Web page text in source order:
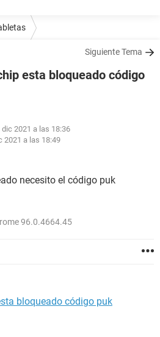
Siguiente Tema
esta bloqueado código
dic 2021 a las 18:36
2021 a las 18:49
necesito el código puk
96.0.4664.45
bloqueado código puk